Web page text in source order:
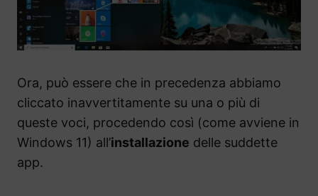
Ora, può essere che in precedenza abbiamo
cliccato inavvertitamente su una o più di
queste voci, procedendo così (come avviene in
Windows 11) all’installazione delle suddette
app.